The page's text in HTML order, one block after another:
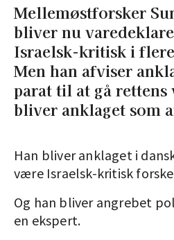
Mellemøstforsker
bliver nu
Israelsk-kritisk i
Men han afviser
parat til at gå rettens
bliver anklaget som
Han bliver anklaget i
være Israelsk-kritisk
Og han bliver angrebet
en ekspert.